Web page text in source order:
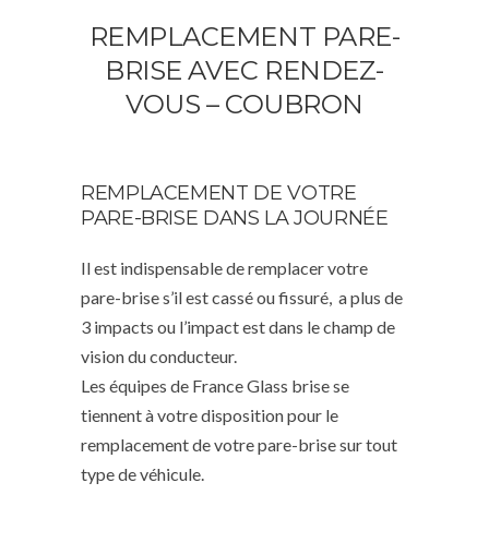
REMPLACEMENT PARE-
BRISE AVEC RENDEZ-
VOUS – COUBRON
REMPLACEMENT DE VOTRE
PARE-BRISE DANS LA JOURNÉE
Il est indispensable de remplacer votre
pare-brise s’il est cassé ou fissuré, a plus de
3 impacts ou l’impact est dans le champ de
vision du conducteur.
Les équipes de France Glass brise se
tiennent à votre disposition pour le
remplacement de votre pare-brise sur tout
type de véhicule.